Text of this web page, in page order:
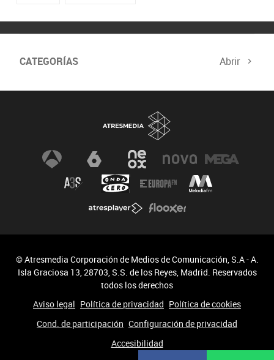
CATEGORÍAS Abrir
Biodiversidad Cambio Climático
© Atresmedia Corporación de Medios de Comunicación, S.A - A.
Isla Graciosa 13, 28703, S.S. de los Reyes, Madrid. Reservados
todos los derechos
Aviso legal Política de privacidad Política de cookies
Cond. de participación Configuración de privacidad
Accesibilidad